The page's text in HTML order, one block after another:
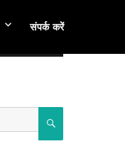
संपर्क करें